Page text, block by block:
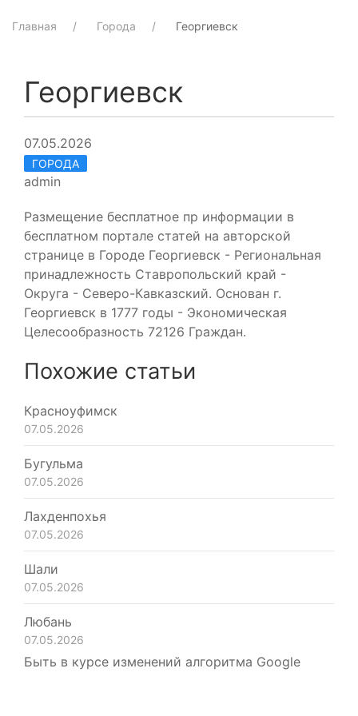
Главная Города Георгиевск
Георгиевск
07.05.2026
ГОРОДА
admin
Размещение бесплатное пр информации в
бесплатном портале статей на авторской
странице в Городе Георгиевск - Региональная
принадлежность Ставропольский край -
Округа - Северо-Кавказский. Основан г.
Георгиевск в 1777 годы - Экономическая
Целесообразность 72126 Граждан.
Похожие статьи
Красноуфимск
07.05.2026
Бугульма
07.05.2026
Лахденпохья
07.05.2026
Шали
07.05.2026
Любань
07.05.2026
Быть в курсе изменений алгоритма Google